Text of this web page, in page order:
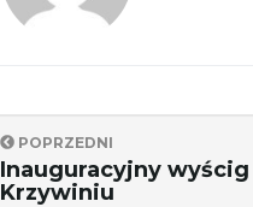
POPRZEDNI
Inauguracyjny
Krzywiniu